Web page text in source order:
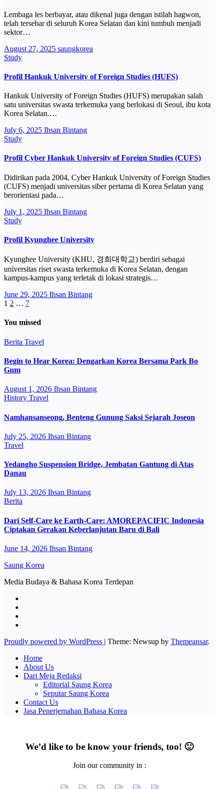
Lembaga les berbayar, atau dikenal juga dengan istilah hagwon,
telah tersebar di seluruh Korea Selatan dan kini tumbuh menjadi
sektor…
August 27, 2025 saungkorea
Study
Profil Hankuk University of Foreign Studies (HUFS)
Hankuk University of Foreign Studies (HUFS) merupakan salah
satu universitas swasta terkemuka yang berlokasi di Seoul, ibu kota
Korea Selatan.…
July 6, 2025 Ihsan Bintang
Study
Profil Cyber Hankuk University of Foreign Studies (CUFS)
Didirikan pada 2004, Cyber Hankuk University of Foreign Studies
(CUFS) menjadi universitas siber pertama di Korea Selatan yang
berorientasi pada…
July 1, 2025 Ihsan Bintang
Study
Profil Kyunghee University
Kyunghee University (KHU, 경희대학교) berdiri sebagai
universitas riset swasta terkemuka di Korea Selatan, dengan
kampus-kampus yang terletak di lokasi strategis…
June 29, 2025 Ihsan Bintang
Posts
pagination
1 2 … 7
You missed
Berita Travel
Begin to Hear Korea: Dengarkan Korea Bersama Park Bo
Gum
August 1, 2026 Ihsan Bintang
History Travel
Namhansanseong, Benteng Gunung Saksi Sejarah Joseon
July 25, 2026 Ihsan Bintang
Travel
Yedangho Suspension Bridge, Jembatan Gantung di Atas
Danau
July 13, 2026 Ihsan Bintang
Berita
Dari Self-Care ke Earth-Care: AMOREPACIFIC Indonesia
Ciptakan Gerakan Keberlanjutan Baru di Bali
June 14, 2026 Ihsan Bintang
Saung Korea
Media Budaya & Bahasa Korea Terdepan
Proudly powered by WordPress | Theme: Newsup by Themeansar.
Home
About Us
Dari Meja Redaksi
Editorial Saung Korea
Seputar Saung Korea
Contact Us
Jasa Penerjemahan Bahasa Korea
We’d like to be know your friends, too! 🙂
Join our community in :